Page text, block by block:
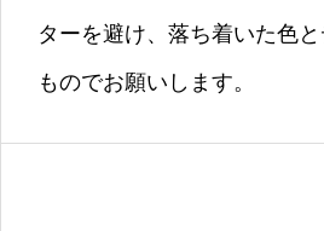
ターを避け、落ち着いた色
ものでお願いします。